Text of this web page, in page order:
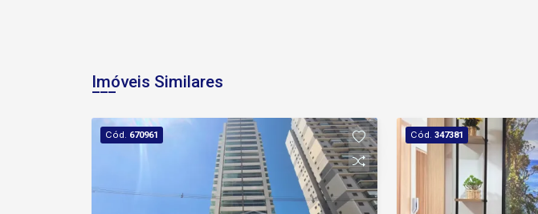
Imóveis Similares
Cód. 670961 Cód. 347381